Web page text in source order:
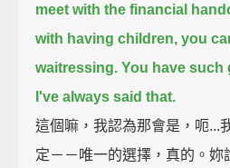
meet with the financial
with having children, you
waitressing. You have
I've always said that.
這個嘛，我認為那會是，呃...
定－－唯一的選擇，真的。妳